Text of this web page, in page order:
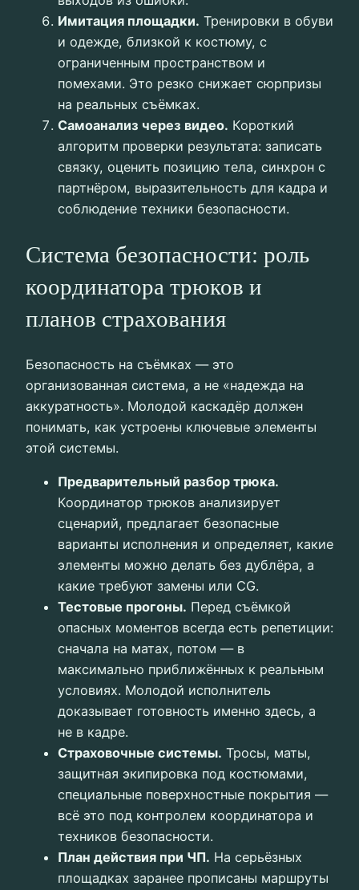
Имитация площадки. Тренировки в обуви
и одежде, близкой к костюму, с
ограниченным пространством и
помехами. Это резко снижает сюрпризы
на реальных съёмках.
Самоанализ через видео. Короткий
алгоритм проверки результата: записать
связку, оценить позицию тела, синхрон с
партнёром, выразительность для кадра и
соблюдение техники безопасности.
Система безопасности: роль
координатора трюков и
планов страхования
Безопасность на съёмках — это
организованная система, а не «надежда на
аккуратность». Молодой каскадёр должен
понимать, как устроены ключевые элементы
этой системы.
Предварительный разбор трюка.
Координатор трюков анализирует
сценарий, предлагает безопасные
варианты исполнения и определяет, какие
элементы можно делать без дублёра, а
какие требуют замены или CG.
Тестовые прогоны. Перед съёмкой
опасных моментов всегда есть репетиции:
сначала на матах, потом — в
максимально приближённых к реальным
условиях. Молодой исполнитель
доказывает готовность именно здесь, а
не в кадре.
Страховочные системы. Тросы, маты,
защитная экипировка под костюмами,
специальные поверхностные покрытия —
всё это под контролем координатора и
техников безопасности.
План действия при ЧП. На серьёзных
площадках заранее прописаны маршруты